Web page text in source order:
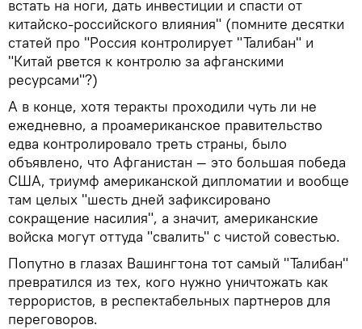
встать на ноги, дать инвестиции и спасти от
китайско-российского влияния" (помните десятки
статей про "Россия контролирует "Талибан" и
"Китай рвется к контролю за афганскими
ресурсами"?)
А в конце, хотя теракты проходили чуть ли не
ежедневно, а проамериканское правительство
едва контролировало треть страны, было
объявлено, что Афганистан — это большая победа
США, триумф американской дипломатии и вообще
там целых "шесть дней зафиксировано
сокращение насилия", а значит, американские
войска могут оттуда "свалить" с чистой совестью.
Попутно в глазах Вашингтона тот самый "Талибан"
превратился из тех, кого нужно уничтожать как
террористов, в респектабельных партнеров для
переговоров.